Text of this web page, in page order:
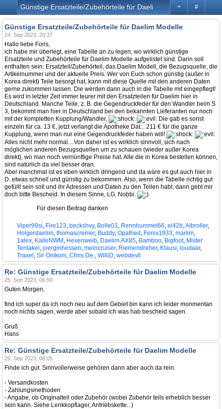
#
+
Günstige Ersatzteile/Zubehörteile für Daelim Modelle
Günstige Ersatzteile/Zubehörteile für Daelim Modelle
24. Sep 2023, 20:37
Hallo liebe Foris,
ich habe mir überlegt, eine Tabelle an zu legen, wo wirklich günstige
Ersatzteile und Zubehörteile für Daelim Modelle aufgelistet sind. Darin soll
enthalten sein: Ersatzteil/Zubehörteil, das Daelim Modell, die Bezugsquelle, die
Artikelnummer und der aktuelle Preis. Wer von Euch schon günstig (außer in
Korea direkt) Teile besorgt hat, kann mit diese Quelle mit den anderen Daten
gerne zukommen lassen. Die werden dann auch in die Tabelle mit eingepflegt!
Es wird in letzter Zeit immer teurer mit den Ersatzteilen für Daelim hier in
Deutschland. Manche Teile, z. B. die Gegendruckfeder für den Wandler beim S
3, bekommt man hier in Deutschland bei den bekannten Lieferanten nur noch
mit der kompletten Kupplung/Wandler.
Die gab es sonst
einzeln für ca. 13 €, jetzt verlangt die Apotheke Dat... 211 € für die ganze
Kupplung, wenn man nur eine Gegendruckfeder haben will!
Alles nicht mehr normal....Von daher ist es wirklich sinnvoll, sich nach
möglichen anderen Bezugsquellen um zu schauen (wieder außer Korea
direkt), wo man noch vernünftige Preise hat. Alle die in Korea bestellen können,
sind natürlich da viel besser dran.
Aber manchmal ist es eben wirklich dringend und da wäre es gut auch hier in
D. etwas schnell und günstig zu bekommen. Also, wenn die Tabelle richtig gut
gefüllt sein soll und ihr Adressen und Daten zu den Teilen habt, dann gebt mir
doch bitte Bescheid. In diesem Sinne, LG, Nobbi.
Für diesen Beitrag danken
Viper99si, Fire123, beckshvy, Bolle01, Rennhummel66, el42b,Albroller,
Holgerdaelim, thomascremer, Buddy, Opafried , Fenix1933, marlim,
1alex, KalleNWM , Hexenweib, Daelim.AX85, Bamboo, Bigfoot, Mister
Tentakel , joerginhessen, meincruiser, Riemendreher, Klausi, loudaar,
Traxel , Sir Onikom, Chris De., WilliD, webdevil
Re: Günstige Ersatzteile/Zubehörteile für Daelim Modelle
25. Sep 2023, 06:50
Guten Morgen,
find ich super da ich noch neu auf dem Gebiet bin kann ich leider monmentan
noch nichts sagen, werde aber sobald ich was hab bescheid sagen.
Gruß
Hans
Re: Günstige Ersatzteile/Zubehörteile für Daelim Modelle
25. Sep 2023, 08:05
Finde ich gut. Sinnvollerweise gehören dann aber auch da rein:
- Versandkosten
- Zahlungsmethoden
- Angabe, ob Originalteil oder Zubehör (wobei Zubehör teils erheblich besser
sein kann. Siehe Lenkkopflager, Antriebskette...)